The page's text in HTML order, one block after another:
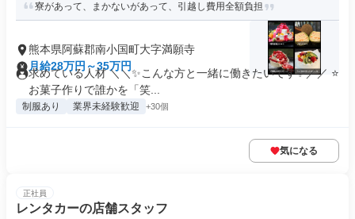
寮があって、まかないがあって、引越し費用全額負担
熊本県阿蘇郡南小国町大字満願寺
月給28万円～35万円
求めている人材 ＼＼✨こんな方と一緒に働きたいです✨／／ ⭐
お菓子作りで誰かを「笑...
制服あり 業界未経験歓迎 +30個
気になる
正社員
レンタカーの店舗スタッフ